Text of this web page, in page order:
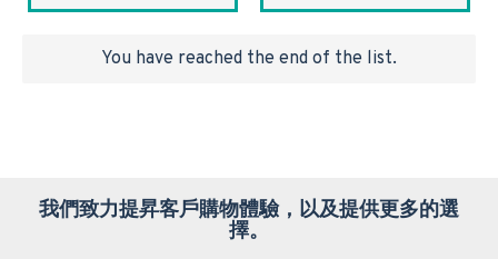
You have reached the end of the list.
我們致力提昇客戶購物體驗，以及提供更多的選
擇。